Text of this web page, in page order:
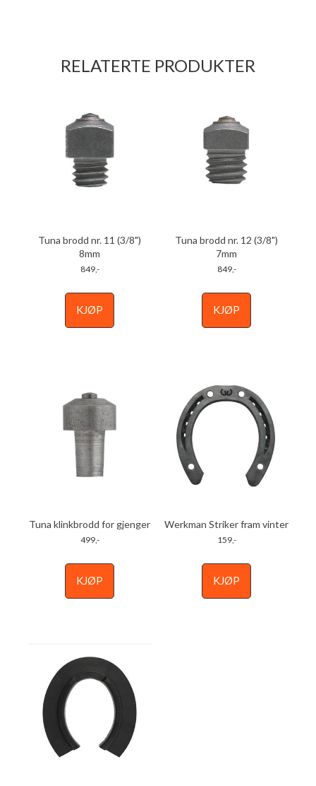
RELATERTE PRODUKTER
Tuna brodd nr. 11 (3/8")
8mm
849,-
KJØP
Tuna brodd nr. 12 (3/8")
7mm
849,-
KJØP
Tuna klinkbrodd for gjenger
499,-
KJØP
Werkman Striker fram vinter
159,-
KJØP